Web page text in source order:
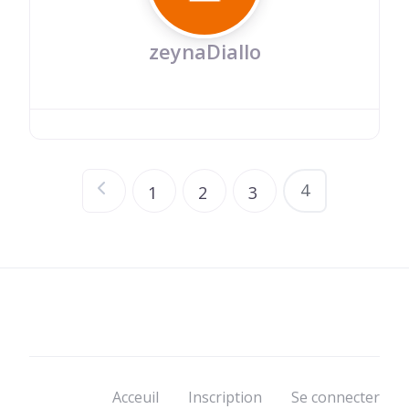
zeynaDiallo
Navigation
1 2 3 4
Acceuil Inscription Se connecter